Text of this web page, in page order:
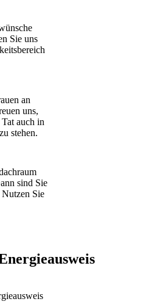
Sie uns
an
uns,
auch in
stehen.
sind Sie
Sie